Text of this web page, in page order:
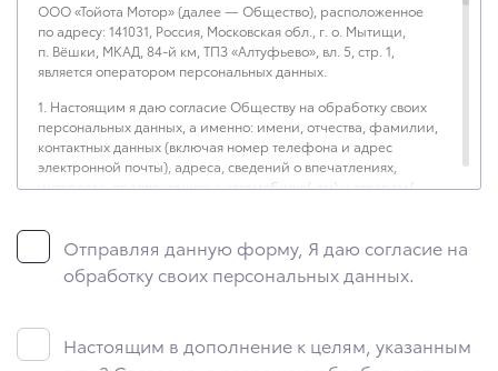
ООО «Тойота Мотор» (далее — Общество), расположенное
по адресу: 141031, Россия, Московская обл., г. о. Мытищи,
п. Вёшки, МКАД, 84-й км, ТПЗ «Алтуфьево», вл. 5, стр. 1,
является оператором персональных данных.
1. Настоящим я даю согласие Обществу на обработку своих
персональных данных, а именно: имени, отчества, фамилии,
контактных данных (включая номер телефона и адрес
электронной почты), адреса, сведений о впечатлениях,
интересах, предпочтениях к автомобилю(-ям) и товарам/
системы устройства и модели мобильного телефона
посетителя сайта, уникального идентификатора посетителя
сайта, предпочтительного времени и способа для контакта,
истории контактов.
следующие действия: сбор, запись, систематизация,
накопление, хранение, уточнение (обновление, изменение),
Отправляя данную форму, Я даю согласие на
обработку своих персональных данных.
Настоящим в дополнение к целям, указанным